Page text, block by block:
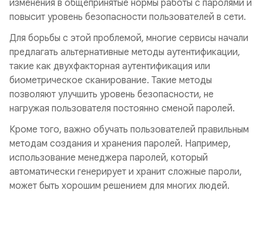
изменения в общепринятые нормы работы с паролями и
повысит уровень безопасности пользователей в сети.
Для борьбы с этой проблемой, многие сервисы начали
предлагать альтернативные методы аутентификации,
такие как двухфакторная аутентификация или
биометрическое сканирование. Такие методы
позволяют улучшить уровень безопасности, не
нагружая пользователя постоянно сменой паролей.
Кроме того, важно обучать пользователей правильным
методам создания и хранения паролей. Например,
использование менеджера паролей, который
автоматически генерирует и хранит сложные пароли,
может быть хорошим решением для многих людей.